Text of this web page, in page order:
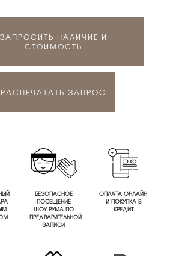
ЗАПРОСИТЬ НАЛИЧИЕ И
СТОИМОСТЬ
РАСПЕЧАТАТЬ ЗАПРОС
БЕЗОПАСНОЕ
ПОСЕЩЕНИЕ
ШОУ РУМА ПО
ПРЕДВАРИТЕЛЬНОЙ
ЗАПИСИ
ОПЛАТА ОНЛАЙН
И ПОКУПКА В
КРЕДИТ